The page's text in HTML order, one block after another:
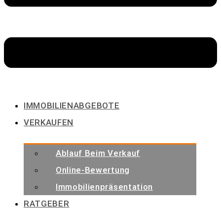
IMMOBILIENABGEBOTE
VERKAUFEN
Ablauf Beim Verkauf
Online-Bewertung
Immobilienpräsentation
RATGEBER